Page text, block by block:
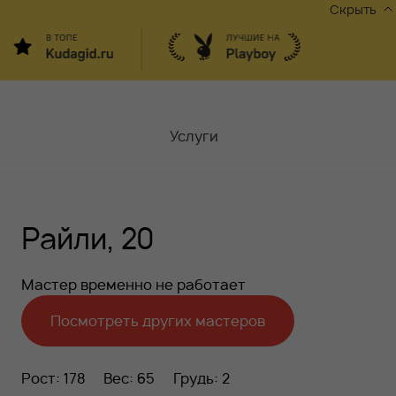
Скрыть
Услуги
Акции
Вакансии
Блог
Райли, 20
Мастер временно не работает
Посмотреть других мастеров
Рост: 178 Вес: 65 Грудь: 2